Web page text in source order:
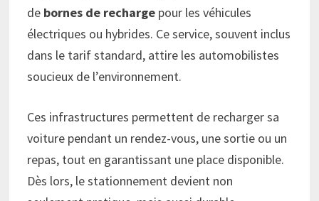
de bornes de recharge pour les véhicules
électriques ou hybrides. Ce service, souvent inclus
dans le tarif standard, attire les automobilistes
soucieux de l’environnement.
Ces infrastructures permettent de recharger sa
voiture pendant un rendez-vous, une sortie ou un
repas, tout en garantissant une place disponible.
Dès lors, le stationnement devient non